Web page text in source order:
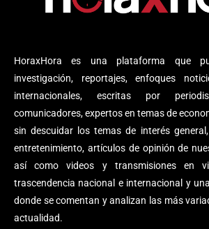
HoraxHora es una plataforma que
investigación, reportajes, enfoques
internacionales, escritas por
comunicadores, expertos en temas de
sin descuidar los temas de interés
entretenimiento, artículos de opinión de
así como videos y transmisiones en
trascendencia nacional e internacional y
donde se comentan y analizan las más
actualidad.